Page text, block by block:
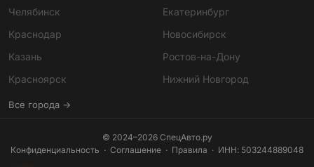
Челябинск
Екатеринбург
Краснодар
Новосибирск
Казань
Ростов-на-Дону
Красноярск
Нижний Новгород
Все города →
© 2024–2026 СпецАвто.ру
Конфиденциальность · Соглашение · Правила · ИНН: 503244889048
ИИ-помощник · всегда онлайн